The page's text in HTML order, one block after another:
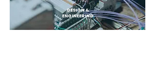
DESIGN &
ENGINEERING